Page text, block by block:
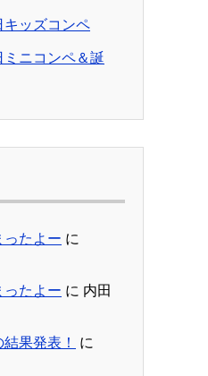
キッズコンペ
ミニコンペ＆誕
ったよー に
ったよー に 内田
果発表！
に